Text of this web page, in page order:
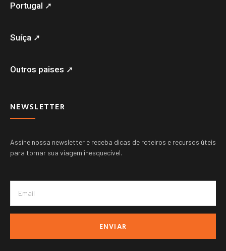
Portugal ➚
Suíça ➚
Outros paises ➚
NEWSLETTER
Assine nossa newsletter e receba dicas de roteiros e recursos úteis
para tornar sua viagem inesquecível.
ENVIAR